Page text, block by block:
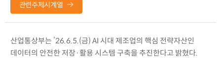
관련주제시계열
산업통상부는 ’26.6.5.(금) AI 시대 제조업의 핵심 전략자산인
데이터의 안전한 저장·활용 시스템 구축을 추진한다고 밝혔다.